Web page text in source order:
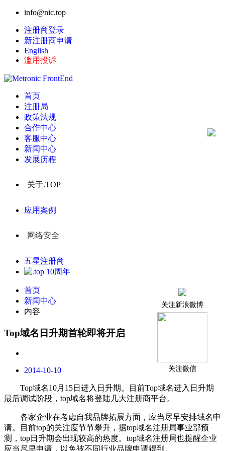
info@nic.top
注册商登录
新注册商申请
English
滥用投诉
首页
注册局
政策法规
合作中心
客服中心
新闻中心
发展历程
关于.TOP
应用案例
网络安全
五星注册商
关注新浪微博
关注微信
首页
新闻中心
内容
Top域名日升期首轮即将开启
2014-10-10
Top域名10月15日进入日升期。目前Top域名进入日升期
最后调试阶段，top域名将登陆几大注册商平台。
各家企业在考虑自我品牌拓展方面，应当尽早安排域名申
请。目前top的关注度节节攀升，据top域名注册局事业部预
测，top日升期会出现较高的热度。top域名注册局也提醒企业
应当尽早申请，以免被不同行业品牌申请得到。